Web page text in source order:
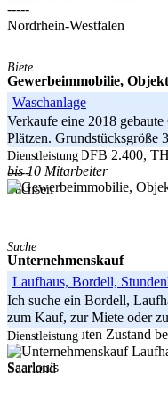
-----
Nordrhein-Westfalen
Biete
Gewerbeimmobilie, Objekt
Waschanlage
Verkaufe eine 2018
Plätzen. Grundstücksgröße
DFH 2.800, DFB 2.400,
-----
Sachsen
Dienstleistung
bis 10 Mitarbeiter
Suche
Unternehmenskauf
Laufhaus, Bordell,
Ich suche ein Bordell,
zum Kauf, zur Miete oder
einem sehr guten Zustand
-----
Saarland
Dienstleistung
Saarlouis